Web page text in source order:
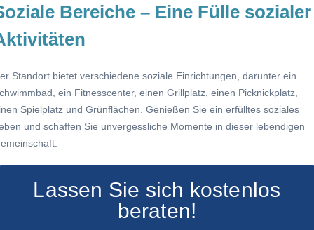
Bereiche – Eine Fülle sozialer
Standort bietet verschiedene soziale Einrichtungen, darunter ein
ein Fitnesscenter, einen Grillplatz, einen Picknickplatz,
Spielplatz und Grünflächen. Genießen Sie ein erfülltes soziales
und schaffen Sie unvergessliche Momente in dieser lebendigen
Lassen Sie sich kostenlos
beraten!